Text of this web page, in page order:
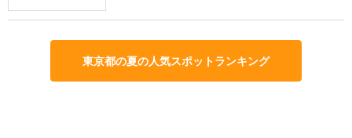
東京都の夏の人気スポットランキング